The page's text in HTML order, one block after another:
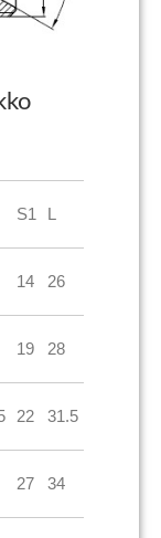
S1 L
14 26
19 28
22 31.5
27 34